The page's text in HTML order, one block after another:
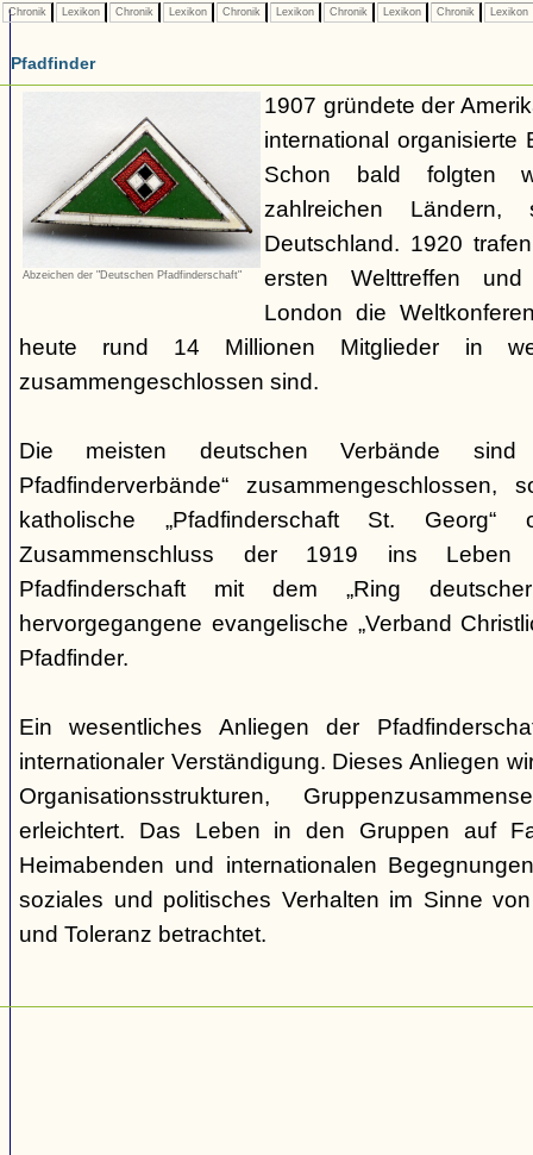
Chronik Lexikon Chronik Lexikon Chronik Lexikon Chronik Lexikon Chronik Lexikon
Pfadfinder
Abzeichen der "Deutschen Pfadfinderschaft"
1907 gründete der
international organisierte
Schon bald folgten
zahlreichen
Deutschland. 1920
ersten Welttreffen
London die
heute rund 14 Millionen Mitglieder in
zusammengeschlossen sind.
Die meisten deutschen Verbände
Pfadfinderverbände“
katholische „Pfadfinderschaft St.
Zusammenschluss der 1919 ins Leben
Pfadfinderschaft mit dem „Ring deutscher
hervorgegangene evangelische „Verband
Pfadfinder.
Ein wesentliches Anliegen der
internationaler Verständigung. Dieses Anliegen
Organisationsstrukturen,
erleichtert. Das Leben in den Gruppen auf
Heimabenden und internationalen
soziales und politisches Verhalten im Sinne
und Toleranz betrachtet.